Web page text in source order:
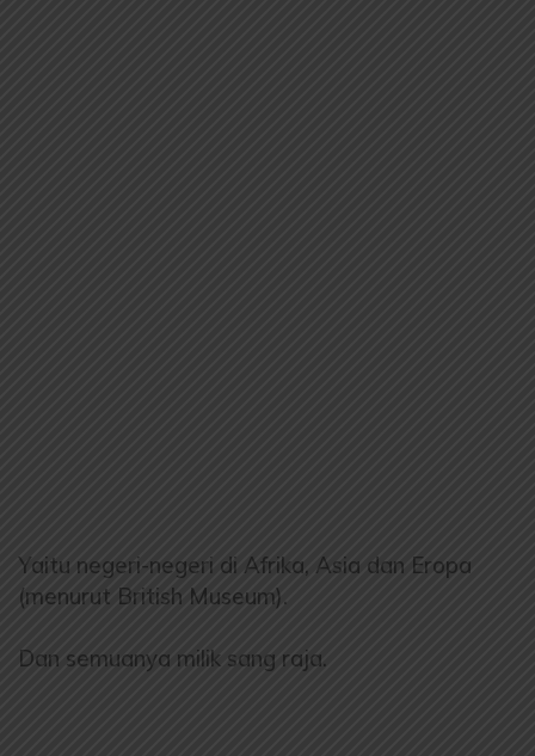
Yaitu negeri-negeri di Afrika, Asia dan Eropa
(menurut British Museum).
Dan semuanya milik sang raja.